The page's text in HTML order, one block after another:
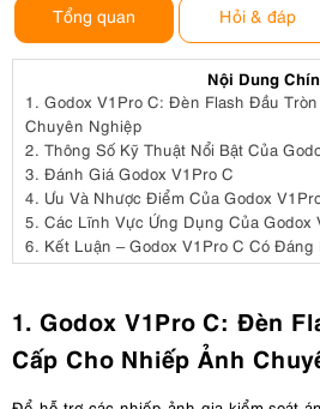
Tổng quan Hỏi & đáp
Nội Dung
1. Godox V1Pro C: Đèn Flash Đầu
Chuyên Nghiệp
2. Thông Số Kỹ Thuật Nổi Bật Của
3. Đánh Giá Godox V1Pro C
4. Ưu Và Nhược Điểm Của Godox
5. Các Lĩnh Vực Ứng Dụng Của Godox
6. Kết Luận – Godox V1Pro C Có Đáng
1. Godox V1Pro C: Đèn
Cấp Cho Nhiếp Ảnh